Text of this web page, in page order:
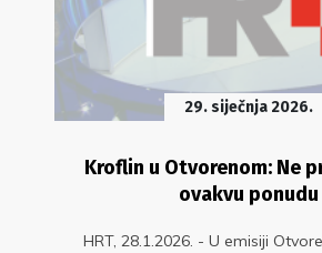
29. siječnja 2026.
Kroflin u Otvorenom: Ne
ovakvu ponudu
HRT, 28.1.2026. - U emisiji